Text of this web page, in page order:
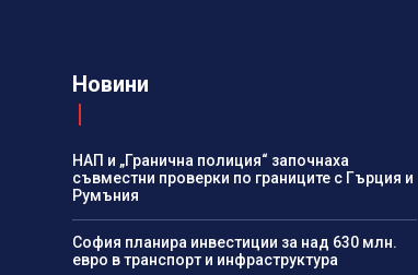
Новини
НАП и „Гранична полиция“ започнаха
съвместни проверки по границите с Гърция и
Румъния
София планира инвестиции за над 630 млн.
евро в транспорт и инфраструктура